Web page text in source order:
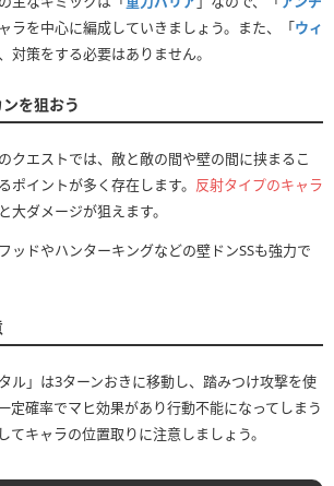
ラを中心に編成していきましょう。また、「ウィ
対策をする必要はありません。
を狙おう
クエストでは、敵と敵の間や壁の間に挟まるこ
ポイントが多く存在します。 反射タイプのキャラ
大ダメージが狙えます。
ッドやハンターキングなどの壁ドンSSも強力で
ル」は3ターンおきに移動し、踏みつけ攻撃を使
定確率でマヒ効果があり行動不能になってしまう
てキャラの位置取りに注意しましょう。